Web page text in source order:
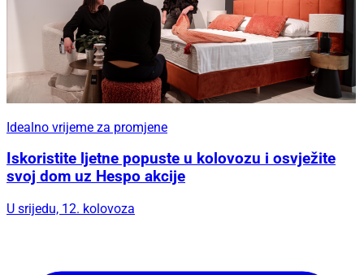
Idealno vrijeme za promjene
Iskoristite ljetne popuste u kolovozu i osvježite
svoj dom uz Hespo akcije
U srijedu, 12. kolovoza